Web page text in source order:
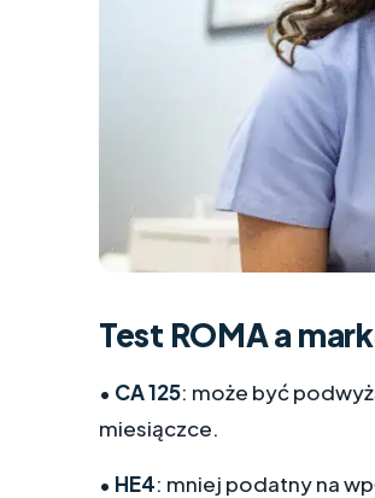
Test ROMA a
• CA 125: może być
miesiączce.
• HE4: mniej podatny na